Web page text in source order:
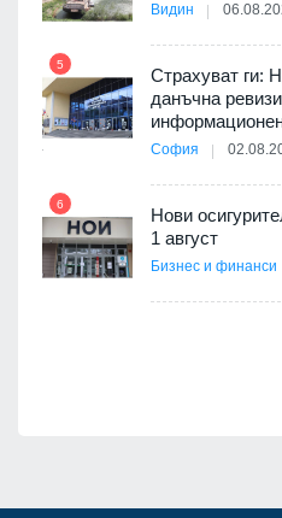
Видин
5
Страхуват ги:
данъчна
София
6
Нови
1 август
Бизнес и финанси